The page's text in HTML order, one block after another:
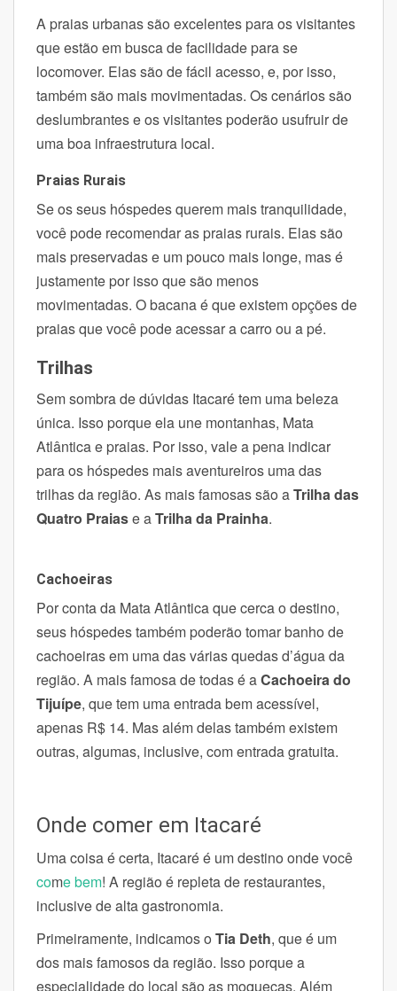
A praias urbanas são excelentes para os visitantes
que estão em busca de facilidade para se
locomover. Elas são de fácil acesso, e, por isso,
também são mais movimentadas. Os cenários são
deslumbrantes e os visitantes poderão usufruir de
uma boa infraestrutura local.
Praias Rurais
Se os seus hóspedes querem mais tranquilidade,
você pode recomendar as praias rurais. Elas são
mais preservadas e um pouco mais longe, mas é
justamente por isso que são menos
movimentadas. O bacana é que existem opções de
praias que você pode acessar a carro ou a pé.
Trilhas
Sem sombra de dúvidas Itacaré tem uma beleza
única. Isso porque ela une montanhas, Mata
Atlântica e praias. Por isso, vale a pena indicar
para os hóspedes mais aventureiros uma das
trilhas da região. As mais famosas são aTrilha das
Quatro Praiase aTrilha da Prainha.
Cachoeiras
Por conta da Mata Atlântica que cerca o destino,
seus hóspedes também poderão tomar banho de
cachoeiras em uma das várias quedas d’água da
região. A mais famosa de todas é aCachoeira do
Tijuípe, que tem uma entrada bem acessível,
apenas R$ 14. Mas além delas também existem
outras, algumas, inclusive, com entrada gratuita.
Onde comer em Itacaré
Uma coisa é certa, Itacaré é um destino onde você
come bem! A região é repleta de restaurantes,
inclusive de alta gastronomia.
Primeiramente, indicamos o Tia Deth, que é um
dos mais famosos da região. Isso porque a
especialidade do local são as moquecas. Além